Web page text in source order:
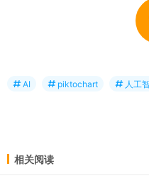
AI piktochart 人工
相关阅读